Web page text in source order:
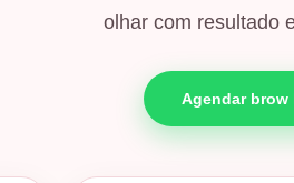
olhar com resultado
Agendar brow